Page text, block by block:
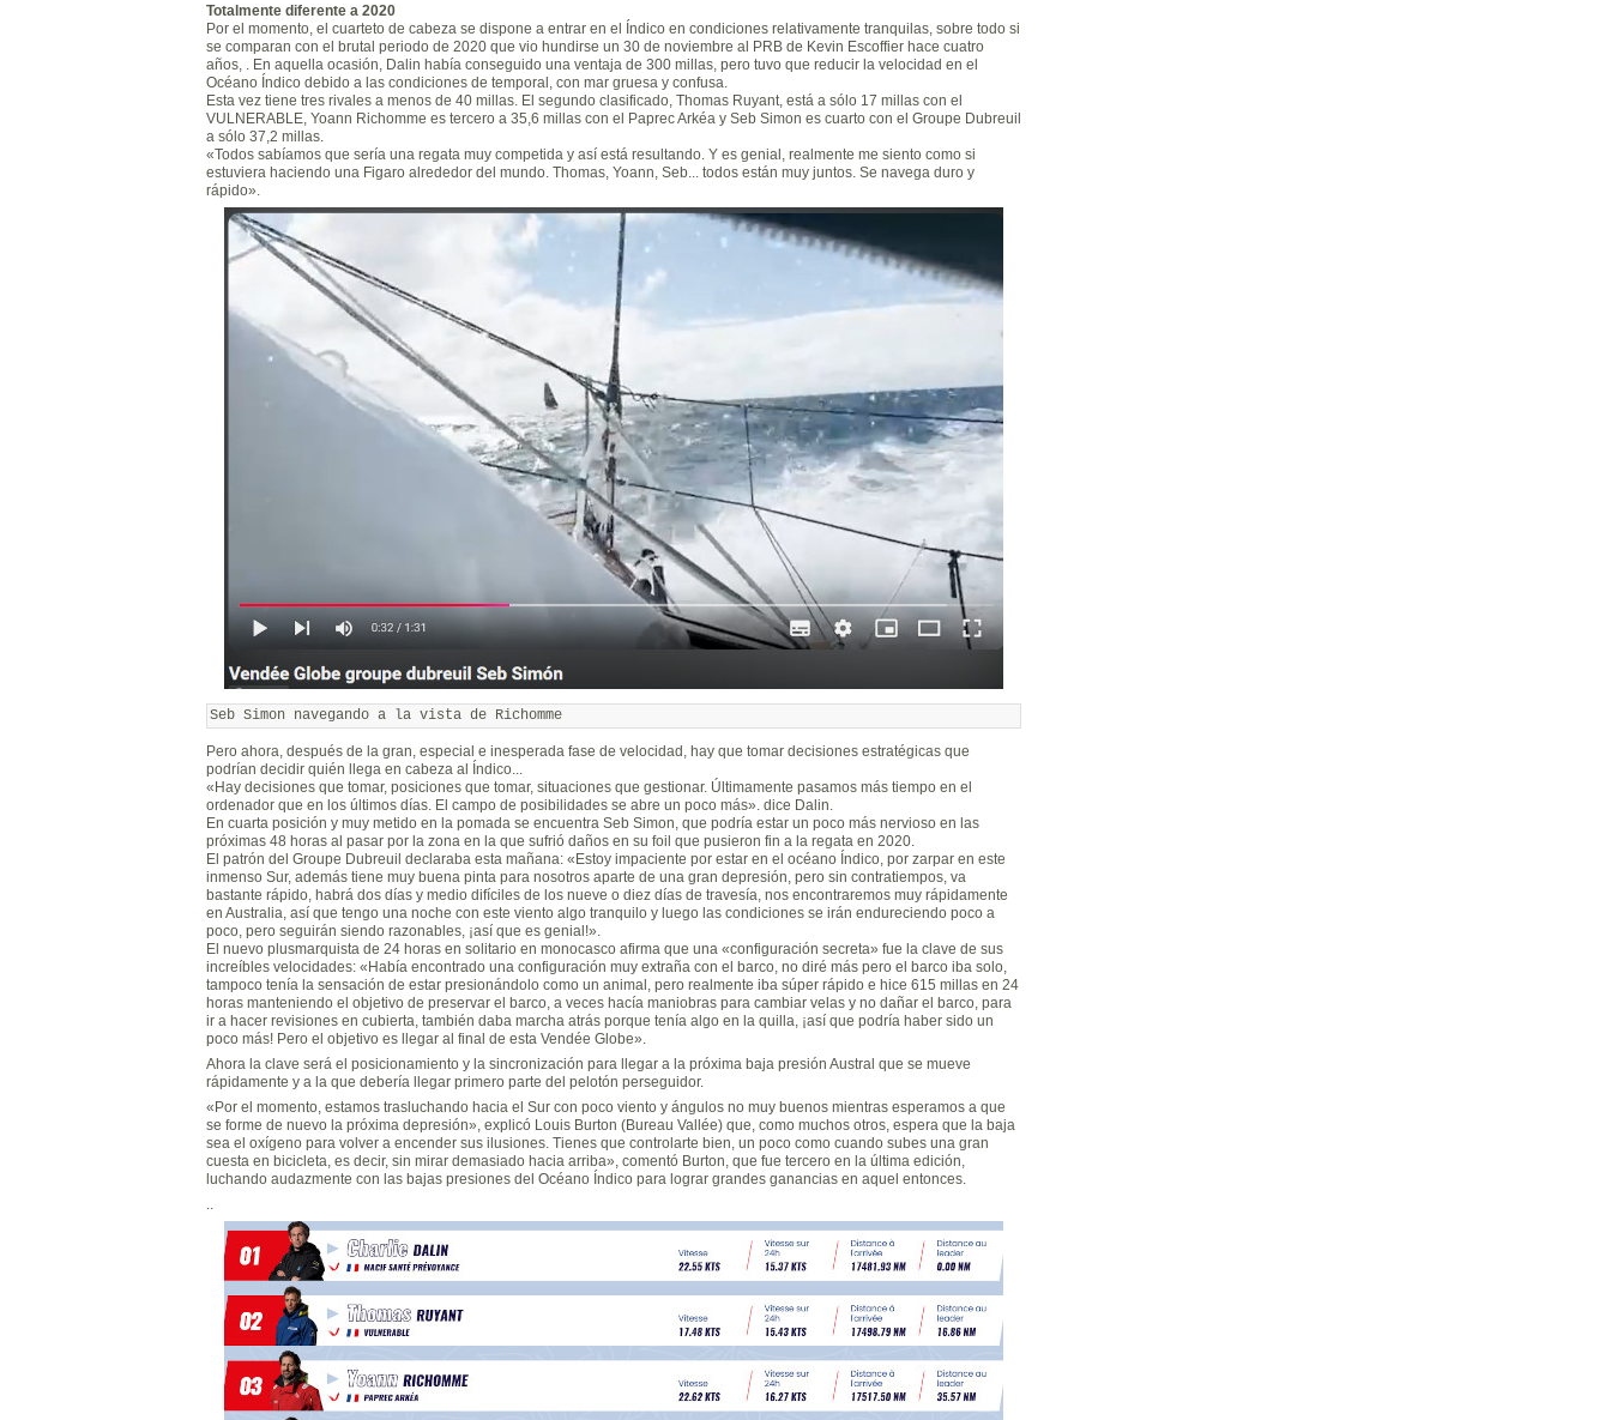
Totalmente diferente a 2020
Por el momento, el cuarteto de cabeza se dispone a entrar en el Índico en condiciones relativamente tranquilas, sobre todo si
se comparan con el brutal periodo de 2020 que vio hundirse un 30 de noviembre al PRB de Kevin Escoffier hace cuatro
años, . En aquella ocasión, Dalin había conseguido una ventaja de 300 millas, pero tuvo que reducir la velocidad en el
Océano Índico debido a las condiciones de temporal, con mar gruesa y confusa.
Esta vez tiene tres rivales a menos de 40 millas. El segundo clasificado, Thomas Ruyant, está a sólo 17 millas con el
VULNERABLE, Yoann Richomme es tercero a 35,6 millas con el Paprec Arkéa y Seb Simon es cuarto con el Groupe Dubreuil
a sólo 37,2 millas.
«Todos sabíamos que sería una regata muy competida y así está resultando. Y es genial, realmente me siento como si
estuviera haciendo una Figaro alrededor del mundo. Thomas, Yoann, Seb... todos están muy juntos. Se navega duro y
rápido».
Pero ahora, después de la gran, especial e inesperada fase de velocidad, hay que tomar decisiones estratégicas que
podrían decidir quién llega en cabeza al Índico...
«Hay decisiones que tomar, posiciones que tomar, situaciones que gestionar. Últimamente pasamos más tiempo en el
ordenador que en los últimos días. El campo de posibilidades se abre un poco más». dice Dalin.
En cuarta posición y muy metido en la pomada se encuentra Seb Simon, que podría estar un poco más nervioso en las
próximas 48 horas al pasar por la zona en la que sufrió daños en su foil que pusieron fin a la regata en 2020.
El patrón del Groupe Dubreuil declaraba esta mañana: «Estoy impaciente por estar en el océano Índico, por zarpar en este
inmenso Sur, además tiene muy buena pinta para nosotros aparte de una gran depresión, pero sin contratiempos, va
bastante rápido, habrá dos días y medio difíciles de los nueve o diez días de travesía, nos encontraremos muy rápidamente
en Australia, así que tengo una noche con este viento algo tranquilo y luego las condiciones se irán endureciendo poco a
poco, pero seguirán siendo razonables, ¡así que es genial!».
El nuevo plusmarquista de 24 horas en solitario en monocasco afirma que una «configuración secreta» fue la clave de sus
increíbles velocidades: «Había encontrado una configuración muy extraña con el barco, no diré más pero el barco iba solo,
tampoco tenía la sensación de estar presionándolo como un animal, pero realmente iba súper rápido e hice 615 millas en 24
horas manteniendo el objetivo de preservar el barco, a veces hacía maniobras para cambiar velas y no dañar el barco, para
ir a hacer revisiones en cubierta, también daba marcha atrás porque tenía algo en la quilla, ¡así que podría haber sido un
poco más! Pero el objetivo es llegar al final de esta Vendée Globe».
Ahora la clave será el posicionamiento y la sincronización para llegar a la próxima baja presión Austral que se mueve
rápidamente y a la que debería llegar primero parte del pelotón perseguidor.
«Por el momento, estamos trasluchando hacia el Sur con poco viento y ángulos no muy buenos mientras esperamos a que
se forme de nuevo la próxima depresión», explicó Louis Burton (Bureau Vallée) que, como muchos otros, espera que la baja
sea el oxígeno para volver a encender sus ilusiones. Tienes que controlarte bien, un poco como cuando subes una gran
cuesta en bicicleta, es decir, sin mirar demasiado hacia arriba», comentó Burton, que fue tercero en la última edición,
luchando audazmente con las bajas presiones del Océano Índico para lograr grandes ganancias en aquel entonces.